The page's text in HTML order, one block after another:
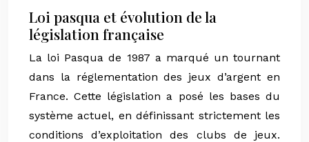
Loi pasqua et évolution de la
législation française
La loi Pasqua de 1987 a marqué un tournant
dans la réglementation des jeux d’argent en
France. Cette législation a posé les bases du
système actuel, en définissant strictement les
conditions d’exploitation des clubs de jeux.